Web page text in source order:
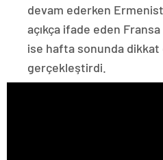
devam ederken
açıkça ifade eden
ise hafta sonunda
gerçekleştirdi.